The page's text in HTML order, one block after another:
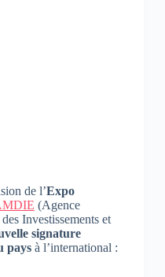
de l’Expo
(Agence
Investissements et
signature
paysà l’international :